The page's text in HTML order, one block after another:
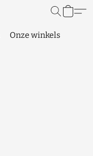
Onze winkels